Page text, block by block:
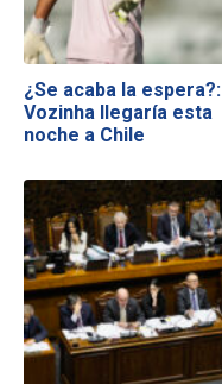
¿Se acaba la espera?:
Vozinha llegaría esta
noche a Chile